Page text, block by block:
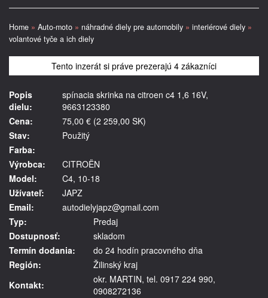
Home » Auto-moto » náhradné diely pre automobily » interiérové diely »
volantové tyče a ich diely
Tento inzerát si práve prezerajú 4 zákazníci
Popis
dielu:
spínacia skrinka na citroen c4 1,6 16V,
9663123380
Cena:
75,00 € (2 259,00 SK)
Stav:
Použitý
Farba:
Výrobca:
CITROËN
Model:
C4, 10-18
Užívateľ:
JAPZ
Email:
autodielyjapz@gmail.com
Typ:
Predaj
Dostupnosť:
skladom
Termín dodania:
do 24 hodín pracovného dňa
Región:
Žilinský kraj
Kontakt:
okr. MARTIN, tel. 0917 224 990,
0908272136